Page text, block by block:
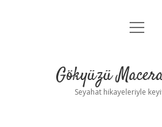
Anasayfa
Yasal Uyarı
menüyü
Gökyüzü
Seyahat hikayeleriyle